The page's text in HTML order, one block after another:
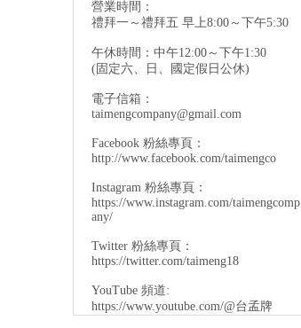
營業時間：
禮拜一～禮拜五 早上8:00～下午5:30
午休時間：中午12:00～下午1:30
(固定六、日、國定假日公休)
電子信箱：
taimengcompany@gmail.com
Facebook 粉絲專頁：
http://www.facebook.com/taimengco
Instagram 粉絲專頁：
https://www.instagram.com/taimengcomp
any/
Twitter 粉絲專頁：
https://twitter.com/taimeng18
YouTube 頻道:
https://www.youtube.com/@台孟牌